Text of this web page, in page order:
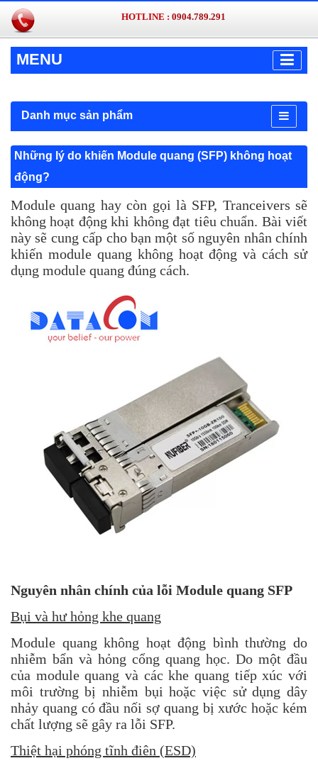
HOTLINE : 0904.789.291
MENU
Danh mục sản phẩm
Những lý do khiến Module quang (SFP) không hoạt
động?
Module quang hay còn gọi là SFP, Tranceivers sẽ
không hoạt động khi không đạt tiêu chuẩn. Bài viết
này sẽ cung cấp cho bạn một số nguyên nhân chính
khiến module quang không hoạt động và cách sử
dụng module quang đúng cách.
Nguyên nhân chính của lỗi Module quang SFP
Bụi và hư hỏng khe quang
Module quang không hoạt động bình thường do
nhiễm bẩn và hỏng cổng quang học. Do một đầu
của module quang và các khe quang tiếp xúc với
môi trường bị nhiễm bụi hoặc việc sử dụng dây
nhảy quang có đầu nối sợ quang bị xước hoặc kém
chất lượng sẽ gây ra lỗi SFP.
Thiệt hại phóng tĩnh điên (ESD)